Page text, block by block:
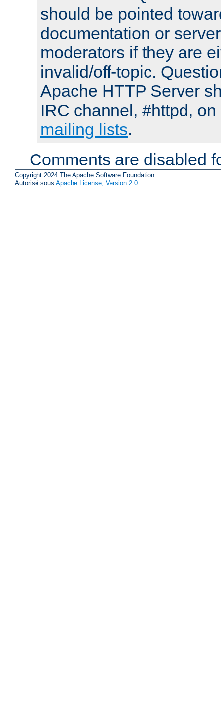
should be pointed
documentation or
moderators if they are
invalid/off-topic.
Apache HTTP Server
IRC channel, #httpd,
mailing lists.
Comments are disabled
Copyright 2024 The Apache Software Foundation.
Autorisé sous Apache License, Version 2.0